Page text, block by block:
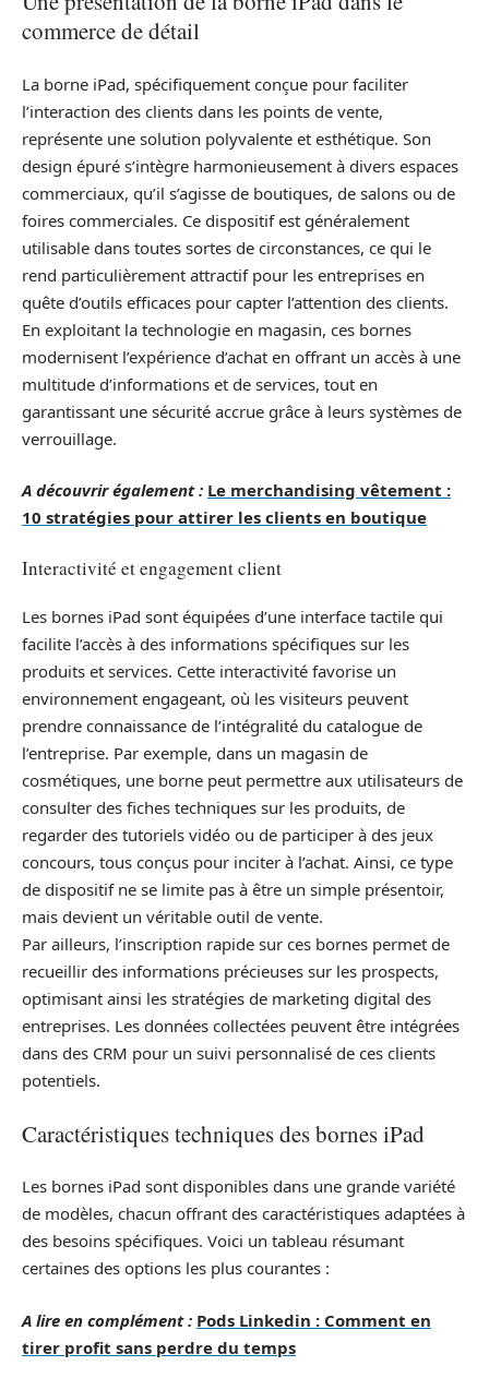
commerce de détail
La borne iPad, spécifiquement conçue pour faciliter
l’interaction des clients dans les points de vente,
représente une solution polyvalente et esthétique. Son
design épuré s’intègre harmonieusement à divers espaces
commerciaux, qu’il s’agisse de boutiques, de salons ou de
foires commerciales. Ce dispositif est généralement
utilisable dans toutes sortes de circonstances, ce qui le
rend particulièrement attractif pour les entreprises en
quête d’outils efficaces pour capter l’attention des clients.
En exploitant la technologie en magasin, ces bornes
modernisent l’expérience d’achat en offrant un accès à une
multitude d’informations et de services, tout en
garantissant une sécurité accrue grâce à leurs systèmes de
verrouillage.
A découvrir également : Le merchandising vêtement :
10 stratégies pour attirer les clients en boutique
Interactivité et engagement client
Les bornes iPad sont équipées d’une interface tactile qui
facilite l’accès à des informations spécifiques sur les
produits et services. Cette interactivité favorise un
environnement engageant, où les visiteurs peuvent
prendre connaissance de l’intégralité du catalogue de
l’entreprise. Par exemple, dans un magasin de
cosmétiques, une borne peut permettre aux utilisateurs de
consulter des fiches techniques sur les produits, de
regarder des tutoriels vidéo ou de participer à des jeux
concours, tous conçus pour inciter à l’achat. Ainsi, ce type
de dispositif ne se limite pas à être un simple présentoir,
mais devient un véritable outil de vente.
Par ailleurs, l’inscription rapide sur ces bornes permet de
recueillir des informations précieuses sur les prospects,
optimisant ainsi les stratégies de marketing digital des
entreprises. Les données collectées peuvent être intégrées
dans des CRM pour un suivi personnalisé de ces clients
potentiels.
Caractéristiques techniques des bornes iPad
Les bornes iPad sont disponibles dans une grande variété
de modèles, chacun offrant des caractéristiques adaptées à
des besoins spécifiques. Voici un tableau résumant
certaines des options les plus courantes :
A lire en complément : Pods Linkedin : Comment en
tirer profit sans perdre du temps